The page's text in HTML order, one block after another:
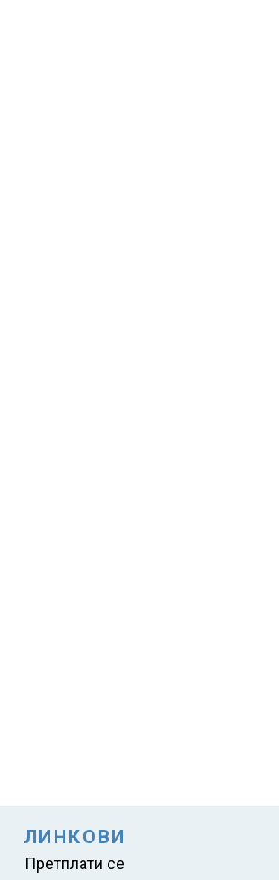
ЛИНКОВИ
Претплати се